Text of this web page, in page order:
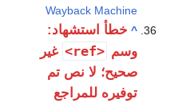
Wayback Machine
^ خطأ استشهاد:
وسم <ref>
غير
صحيح؛ لا نص تم
توفيره للمراجع